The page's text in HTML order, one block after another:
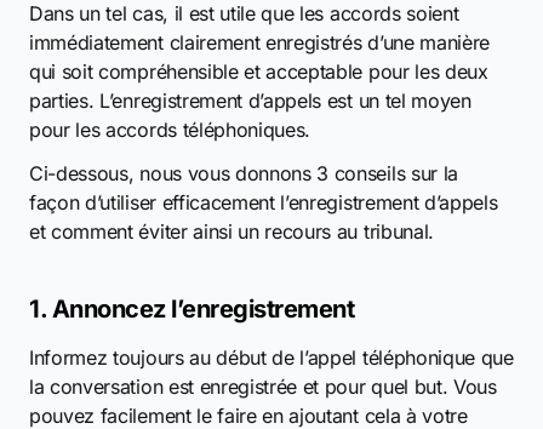
Dans un tel cas, il est utile que les accords soient
immédiatement clairement enregistrés d’une manière
qui soit compréhensible et acceptable pour les deux
parties. L’enregistrement d’appels est un tel moyen
pour les accords téléphoniques.
Ci-dessous, nous vous donnons 3 conseils sur la
façon d’utiliser efficacement l’enregistrement d’appels
et comment éviter ainsi un recours au tribunal.
1. Annoncez l’enregistrement
Informez toujours au début de l’appel téléphonique que
la conversation est enregistrée et pour quel but. Vous
pouvez facilement le faire en ajoutant cela à votre